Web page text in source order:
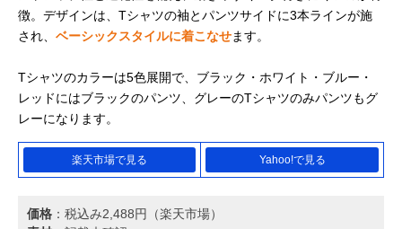
徴。デザインは、Tシャツの袖とパンツサイドに3本ラインが施
され、 ベーシックスタイルに着こなせます。
Tシャツのカラーは5色展開で、ブラック・ホワイト・ブルー・
レッドにはブラックのパンツ、グレーのTシャツのみパンツもグ
レーになります。
楽天市場で見る Yahoo!で見る
価格 ：税込み2,488円（楽天市場）